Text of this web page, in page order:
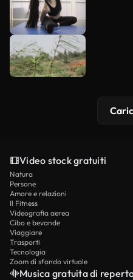
Video stock gratuiti
Natura
Persone
Amore e relazioni
Il Fitness
Videografia aerea
Cibo e bevande
Viaggiare
Trasporti
Tecnologia
Zoom di sfondo virtuale
Musica gratuita di